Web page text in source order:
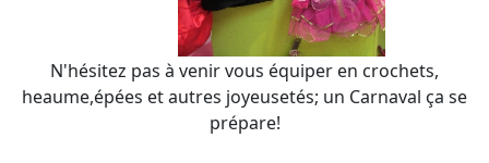
N'hésitez pas à venir vous équiper en crochets,
heaume,épées et autres joyeusetés; un Carnaval ça se
prépare!